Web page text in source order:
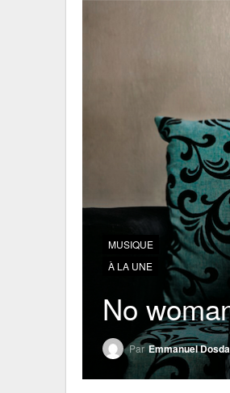
MUSIQUE
À LA UNE
No
ParEmmanuel Dosda